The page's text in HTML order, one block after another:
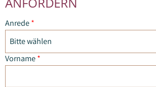
Anrede*
Bitte wählen
Vorname*